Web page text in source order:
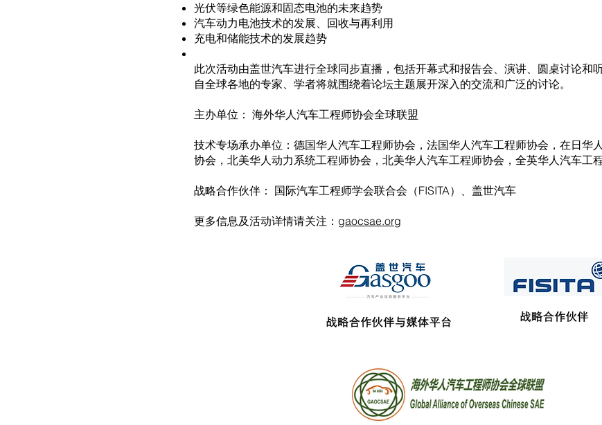
光伏等绿色能源和固态电池的未来趋势
汽车动力电池技术的发展、回收与再利用
充电和储能技术的发展趋势
此次活动由盖世汽车进行全球同步直播，包括开幕式和报告会、演讲、圆桌讨论和
自全球各地的专家、学者将就围绕着论坛主题展开深入的交流和广泛的讨论。
主办单位： 海外华人汽车工程师协会全球联盟
技术专场承办单位：德国华人汽车工程师协会，法国华人汽车工程师协会，在日华
协会，北美华人动力系统工程师协会，北美华人汽车工程师协会，全英华人汽车工
战略合作伙伴： 国际汽车工程师学会联合会（FISITA）、盖世汽车
更多信息及活动详情请关注： gaocsae.org